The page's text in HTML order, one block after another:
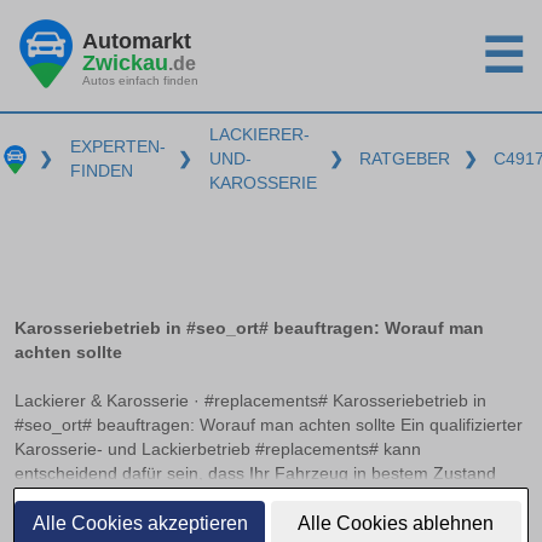
Alle Cookies akzeptieren Alle Cookies ablehnen
Automarkt
Zwickau.de
Autos einfach finden ☰
❯
EXPERTEN-
FINDEN
❯
LACKIERER-
UND-
KAROSSERIE
❯ RATGEBER ❯
Karosseriebetrieb in #seo_ort# beauftragen: Worauf man
achten sollte
Lackierer & Karosserie · #replacements# Karosseriebetrieb in
#seo_ort# beauftragen: Worauf man achten sollte Ein qualifizierter
Karosserie- und Lackierbetrieb #replacements# kann
entscheidend dafür sein, dass Ihr Fahrzeug in bestem Zustand
erstrahlt. Doch woran erkennt man einen solchen Betrieb? Neben
relevanten Zertifizierungen und einer präzisen
weiterlesen